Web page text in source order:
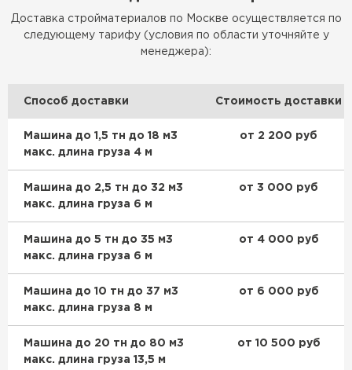
Важно помнить, что металлочерепица требует
профессионального монтажа и не подходит для всех видов крыш
(например, для купольных или конических).
Доставка стройматериалов по Москве осуществляется по
следующему тарифу (условия по области уточняйте у
менеджера):
Способ доставки Стоимость доставки
Машина до 1,5 тн до 18 м3
макс. длина груза 4 м
от 2 200 руб
Машина до 2,5 тн до 32 м3
макс. длина груза 6 м
от 3 000 руб
Машина до 5 тн до 35 м3
макс. длина груза 6 м
от 4 000 руб
Машина до 10 тн до 37 м3
макс. длина груза 8 м
от 6 000 руб
Машина до 20 тн до 80 м3
макс. длина груза 13,5 м
от 10 500 руб